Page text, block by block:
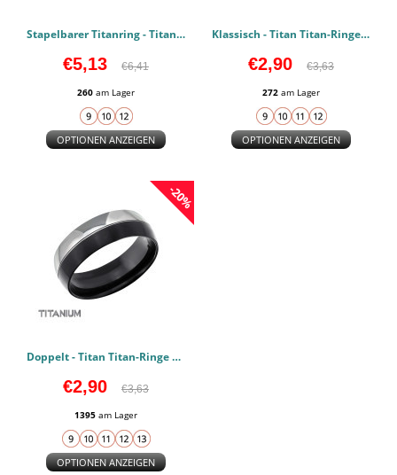
Stapelbarer Titanring - Titan Titan-Ringe PCJW37829
€5,13 €6,41
260 am Lager
OPTIONEN ANZEIGEN
Klassisch - Titan Titan-Ringe PCJW27988
€2,90 €3,63
272 am Lager
OPTIONEN ANZEIGEN
-20%
Doppelt - Titan Titan-Ringe PCJW17025
€2,90 €3,63
1395 am Lager
OPTIONEN ANZEIGEN